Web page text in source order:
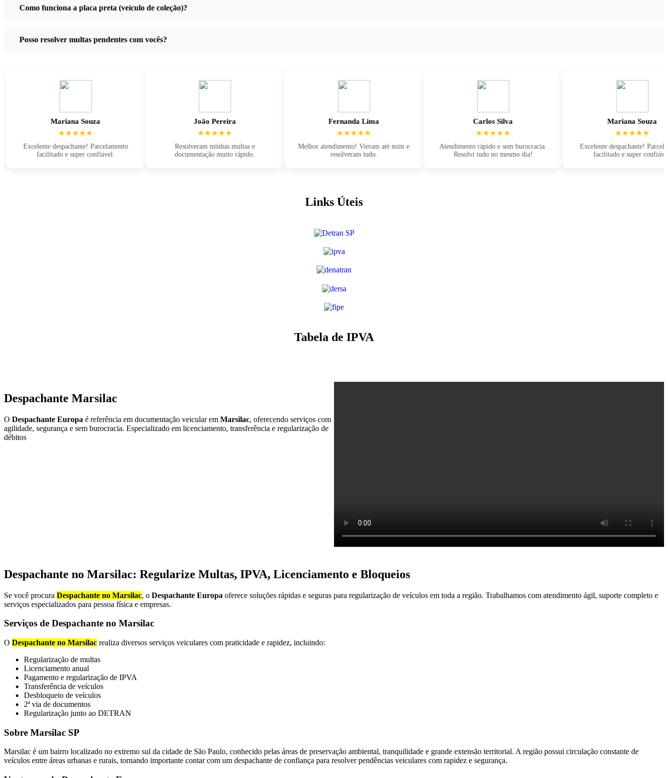
Como funciona a placa preta (veículo de coleção)?
Posso resolver multas pendentes com vocês?
Mariana Souza
★★★★★
Excelente despachante! Parcelamento
facilitado e super confiável.
João Pereira
★★★★★
Resolveram minhas multas e
documentação muito rápido.
Fernanda Lima
★★★★★
Melhor atendimento! Vieram até mim e
resolveram tudo.
Carlos Silva
★★★★★
Atendimento rápido e sem burocracia.
Resolvi tudo no mesmo dia!
Mariana Souza
★★★★★
Excelente despachante! Parcelamento
facilitado e super confiável.
Links Úteis
Tabela de IPVA
Despachante Marsilac
O Despachante Europa é referência em documentação veicular em Marsilac, oferecendo serviços com
agilidade, segurança e sem burocracia. Especializado em licenciamento, transferência e regularização de
débitos
Despachante no Marsilac: Regularize Multas, IPVA, Licenciamento e Bloqueios
Se você procura Despachante no Marsilac, o Despachante Europa oferece soluções rápidas e seguras para regularização de veículos em toda a região. Trabalhamos com atendimento ágil, suporte completo e
serviços especializados para pessoa física e empresas.
Serviços de Despachante no Marsilac
O Despachante no Marsilac realiza diversos serviços veiculares com praticidade e rapidez, incluindo:
Regularização de multas
Licenciamento anual
Pagamento e regularização de IPVA
Transferência de veículos
Desbloqueio de veículos
2ª via de documentos
Regularização junto ao DETRAN
Sobre Marsilac SP
Marsilac é um bairro localizado no extremo sul da cidade de São Paulo, conhecido pelas áreas de preservação ambiental, tranquilidade e grande extensão territorial. A região possui circulação constante de
veículos entre áreas urbanas e rurais, tornando importante contar com um despachante de confiança para resolver pendências veiculares com rapidez e segurança.